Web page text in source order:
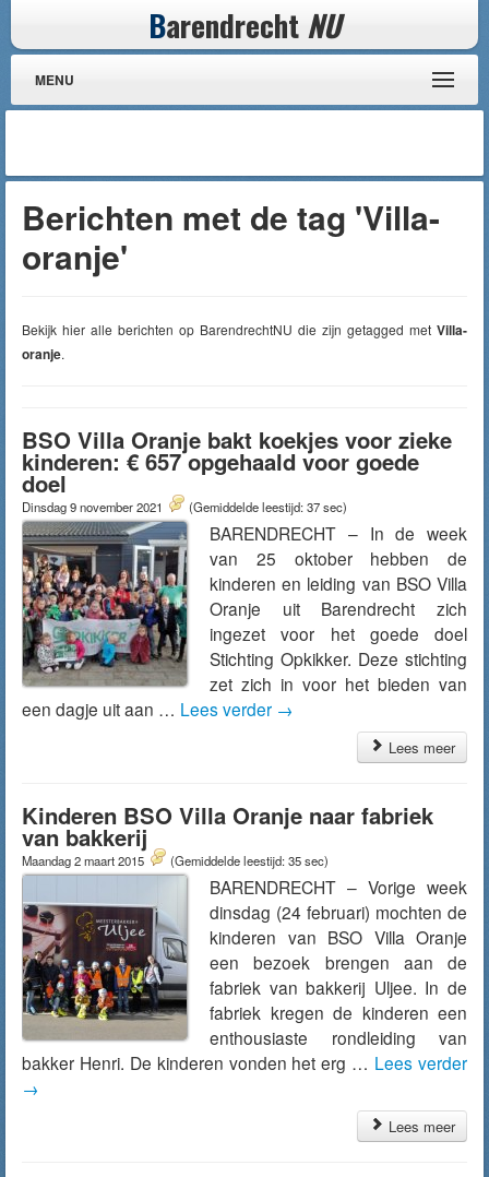
Barendrecht NU
MENU
Berichten met de tag 'Villa-
oranje'
Bekijk hier alle berichten op BarendrechtNU die zijn getagged met Villa-
oranje.
BSO Villa Oranje bakt koekjes voor zieke
kinderen: € 657 opgehaald voor goede
doel
Dinsdag 9 november 2021 (Gemiddelde leestijd: 37 sec)
BARENDRECHT – In de week
van 25 oktober hebben de
kinderen en leiding van BSO Villa
Oranje uit Barendrecht zich
ingezet voor het goede doel
Stichting Opkikker. Deze stichting
zet zich in voor het bieden van
een dagje uit aan … Lees verder →
Lees meer
Kinderen BSO Villa Oranje naar fabriek
van bakkerij
Maandag 2 maart 2015 (Gemiddelde leestijd: 35 sec)
BARENDRECHT – Vorige week
dinsdag (24 februari) mochten de
kinderen van BSO Villa Oranje
een bezoek brengen aan de
fabriek van bakkerij Uljee. In de
fabriek kregen de kinderen een
enthousiaste rondleiding van
bakker Henri. De kinderen vonden het erg … Lees verder
→
Lees meer